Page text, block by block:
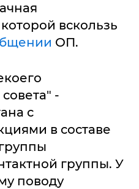
вскользь
ОП.
-
с
в составе
группы. У
поводу